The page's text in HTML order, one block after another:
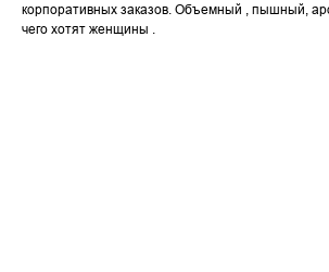
корпоративных заказов. Объемный , пышный,
чего хотят женщины .